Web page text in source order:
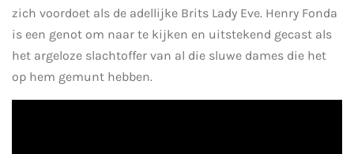
zich voordoet als de adellijke Brits Lady Eve. Henry Fonda
is een genot om naar te kijken en uitstekend gecast als
het argeloze slachtoffer van al die sluwe dames die het
op hem gemunt hebben.